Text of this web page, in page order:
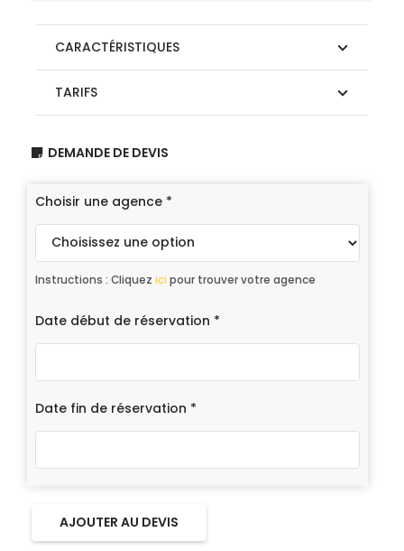
CARACTÉRISTIQUES
TARIFS
DEMANDE DE DEVIS
Choisir une agence *
Instructions : Cliquez ici pour trouver votre agence
Date début de réservation *
Date fin de réservation *
AJOUTER AU DEVIS